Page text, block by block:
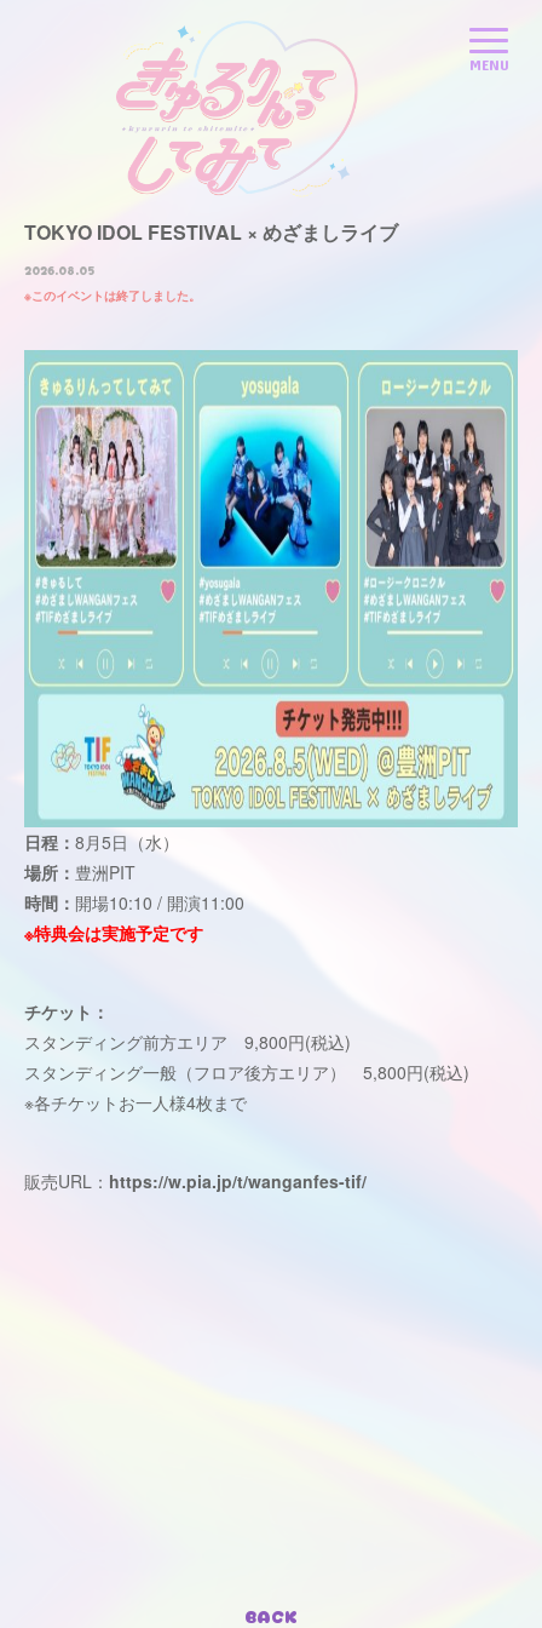
TOKYO IDOL FESTIVAL × めざましライブ
2026.08.05
このイベントは終了しました。
日程： 8月5日（水）
場所： 豊洲PIT
時間： 開場10:10 / 開演11:00
※特典会は実施予定です
チケット：
スタンディング前方エリア 9,800円(税込)
スタンディング一般（フロア後方エリア） 5,800円(税込)
※各チケットお一人様4枚まで
販売URL： https://w.pia.jp/t/wanganfes-tif/
BACK